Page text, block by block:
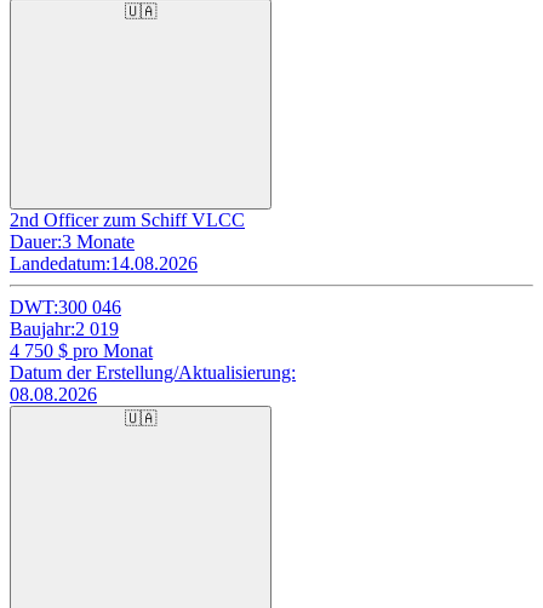
🇺🇦
2nd Officer zum Schiff VLCC
Dauer:3 Monate
Landedatum:14.08.2026
DWT:300 046
Baujahr:2 019
4 750 $ pro Monat
Datum der Erstellung/Aktualisierung:
08.08.2026
🇺🇦